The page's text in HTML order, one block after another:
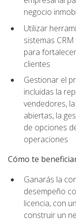
negocio
Utilizar
sistemas
para
clientes
Gestionar el
incluidas la
vendedores,
abiertas, la
de opciones
operaciones
Cómo te
Ganarás la
desempeño
licencia, con
construir un